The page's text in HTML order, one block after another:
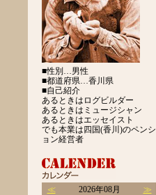
■性別…男性
■都道府県…香川県
■自己紹介
あるときはログビルダー
あるときはミュージシャン
あるときはエッセイスト
でも本業は四国(香川)のペンシ
ョン経営者
≪ 2026年08月
≫